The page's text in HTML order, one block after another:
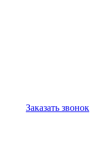
Заказать звонок